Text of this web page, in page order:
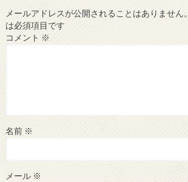
メールアドレスが公開されることはありません。
は必須項目です
コメント ※
名前 ※
メール ※